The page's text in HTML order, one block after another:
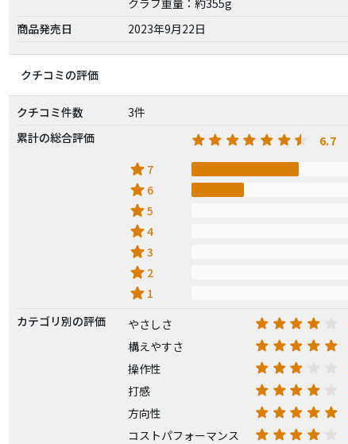
クラブ重量：約355g
商品発売日
2023年9月22日
クチコミの評価
クチコミ件数
3件
累計の総合評価
6.7
star 7
star 6
star5
star4
star3
star 2
star 1
カテゴリ別の評価
やさしさ
構えやすさ
操作性
打感
方向性
コストパフォーマンス